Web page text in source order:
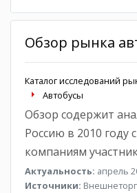
Обзор рынка
Каталог исследований
Автобусы
Обзор содержит
Россию в 2010 году
компаниям
Актуальность: апрель
Источники: